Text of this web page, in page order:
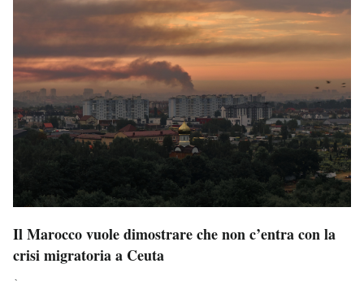
Il Marocco vuole dimostrare che non c’entra con la
crisi migratoria a Ceuta